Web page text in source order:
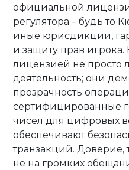
официальной
регулятора – будь то
иные юрисдикции,
и защиту прав
лицензией не просто
деятельность; они
прозрачность
сертифицированные
чисел для цифровых
обеспечивают
транзакций. Доверие,
не на громких